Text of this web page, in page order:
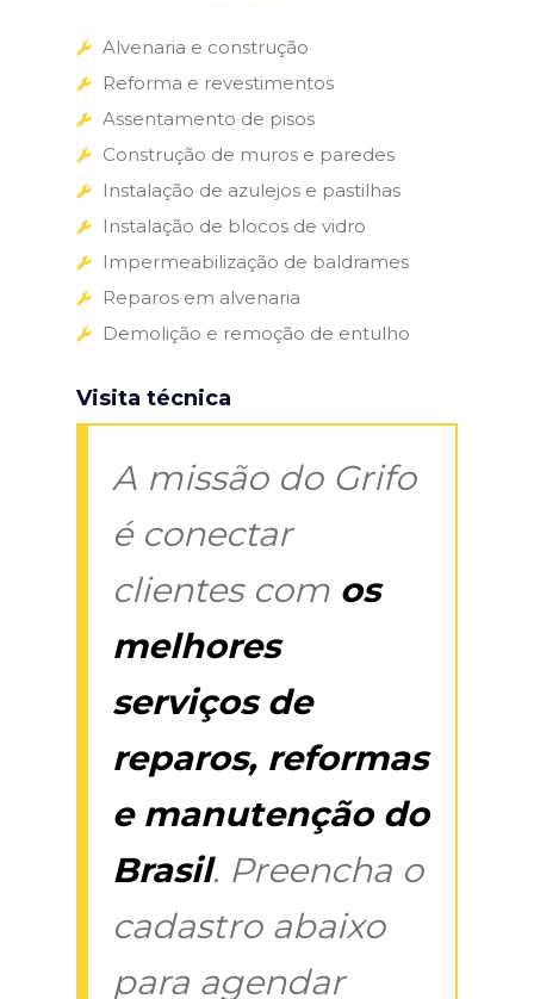
Alvenaria e construção
Reforma e revestimentos
Assentamento de pisos
Construção de muros e paredes
Instalação de azulejos e pastilhas
Instalação de blocos de vidro
Impermeabilização de baldrames
Reparos em alvenaria
Demolição e remoção de entulho
Visita técnica
A missão do Grifo
é conectar
clientes com os
melhores
serviços de
reparos, reformas
e manutenção do
Brasil. Preencha o
cadastro abaixo
para agendar